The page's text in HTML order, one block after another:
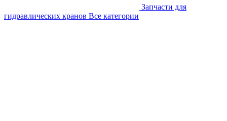
Запчасти для
гидравлических кранов Все категории